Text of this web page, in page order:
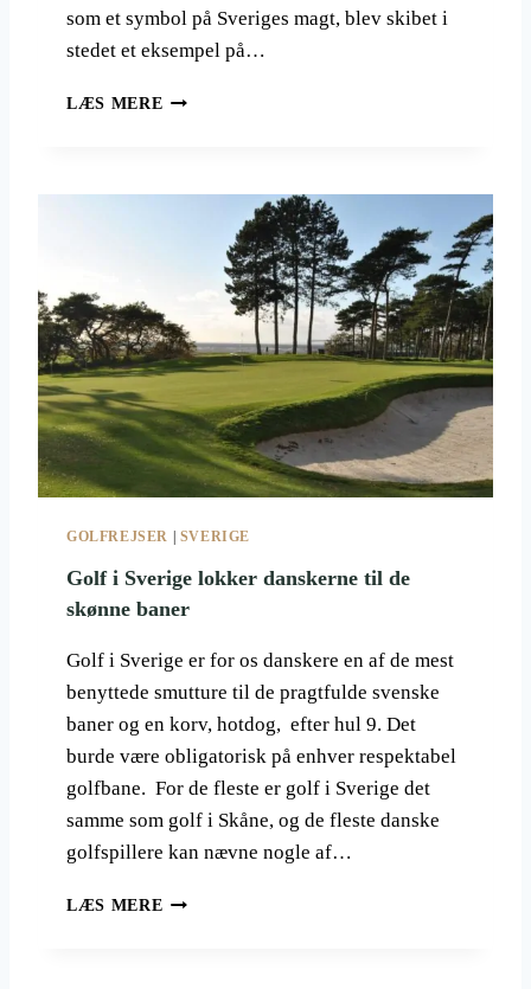
som et symbol på Sveriges magt, blev skibet i
stedet et eksempel på…
LÆS MERE R
E
O
R
I
R
F
R
A
T
O
C
K
O
L
M
GOLFREJSER SVERIGE
Golf i Sverige lokker danskerne til de
skønne baner
Golf i Sverige er for os danskere en af de mest
benyttede smutture til de pragtfulde svenske
baner og en korv, hotdog, efter hul 9. Det
burde være obligatorisk på enhver respektabel
golfbane. For de fleste er golf i Sverige det
samme som golf i Skåne, og de fleste danske
golfspillere kan nævne nogle af…
LÆS MERE G